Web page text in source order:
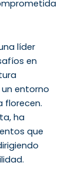
líder
en
entorno
florecen.
ha
que